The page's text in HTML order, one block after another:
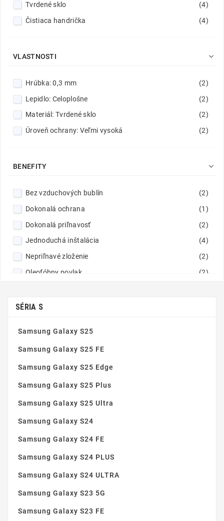
Žltý
(3)
Tvrdené sklo
(4)
Čistiaca handrička
(4)
VLASTNOSTI 
Hrúbka: 0,3 mm
(2)
Lepidlo: Celoplošne
(2)
Materiál: Tvrdené sklo
(2)
Úroveň ochrany: Veľmi vysoká
(2)
BENEFITY 
Bez vzduchových bublín
(2)
Dokonalá ochrana
(1)
Dokonalá priľnavosť
(2)
Jednoduchá inštalácia
(4)
Nepriľnavé zloženie
(2)
Oleofóbny povlak
(2)
Tvrdené sklo 9H
Zaoblené hrany
SÉRIA S
Samsung Galaxy S25
Samsung Galaxy S25 FE
Samsung Galaxy S25 Edge
Samsung Galaxy S25 Plus
Samsung Galaxy S25 Ultra
Samsung Galaxy S24
Samsung Galaxy S24 FE
Samsung Galaxy S24 PLUS
Samsung Galaxy S24 ULTRA
Samsung Galaxy S23 5G
Samsung Galaxy S23 FE